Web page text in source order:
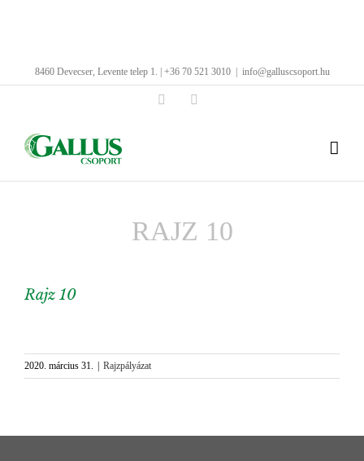
8460 Devecser, Levente telep 1. | +36 70 521 3010 info@galluscsoport.hu
Facebook
RAJZ 10
Rajz 10
Larger
Image
2020. március 31. | Rajzpályázat